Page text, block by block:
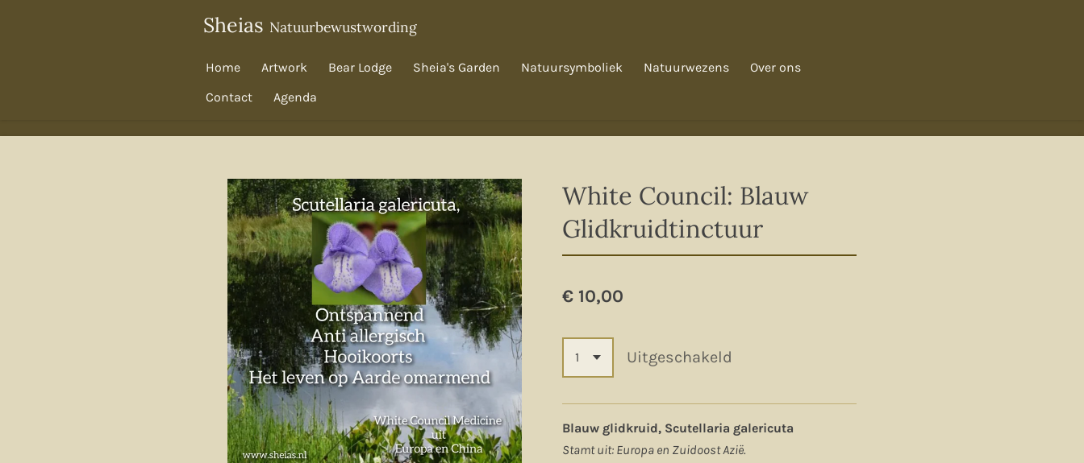
Sheias Natuurbewustwording
Home Artwork Bear Lodge Sheia's Garden Natuursymboliek Natuurwezens
Over ons
Contact
Agenda
White Council: Blauw
Glidkruidtinctuur
€ 10,00
Uitgeschakeld
Blauw glidkruid, Scutellaria galericuta
Stamt uit: Europa en Zuidoost Azië.